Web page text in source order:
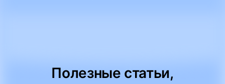
Полезные статьи,